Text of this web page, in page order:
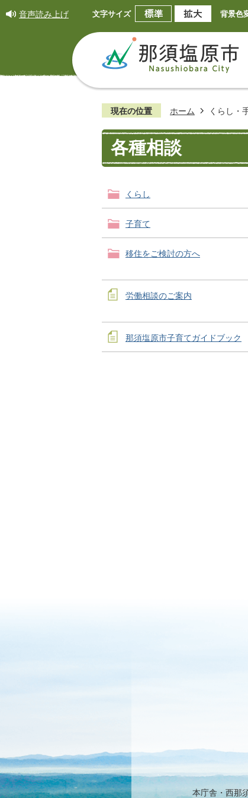
音声読み上げ 文字サイズ 背景色
現在の位置 ホーム くらし・
各種相談
くらし
子育て
移住をご検討の方へ
労働相談のご案内
那須塩原市子育てガイドブック
本庁舎・西那